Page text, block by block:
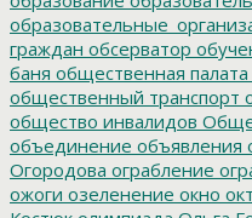
граждан обсерватор
баня общественная
общественный транспорт
общество инвалидов
объединение объявления
Огородова ограбление
ожоги озеленение окно